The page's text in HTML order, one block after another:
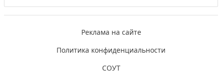
Реклама на сайте
Политика конфиденциальности
СОУТ